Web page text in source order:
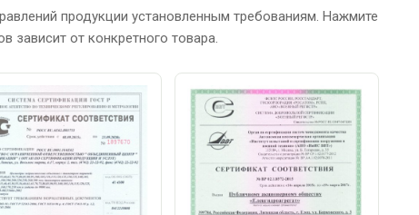
продукции установленным требованиям. Нажмите
зависит от конкретного товара.